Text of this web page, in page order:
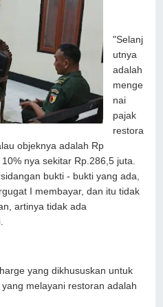
"Selanj
utnya
adalah
menge
nai
pajak
restora
objeknya adalah Rp
nya sekitar Rp.286,5 juta.
bukti - bukti yang ada,
I membayar, dan itu tidak
artinya tidak ada
yang dikhususkan untuk
melayani restoran adalah